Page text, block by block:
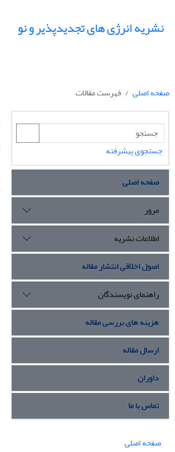
نشریه انرژی های تجدیدپذیر و نو
صفحه اصلی
فهرست مقالات
جستجوی پیشرفته
صفحه اصلی
مرور
اطلاعات نشریه
اصول اخلاقی انتشار مقاله
راهنمای نویسندگان
هزینه های بررسی مقاله
ارسال مقاله
داوران
تماس با ما
صفحه اصلی